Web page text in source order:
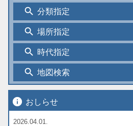
search 分類指定
search 場所指定
search 時代指定
search 地図検索
info おしらせ
2026.04.01.